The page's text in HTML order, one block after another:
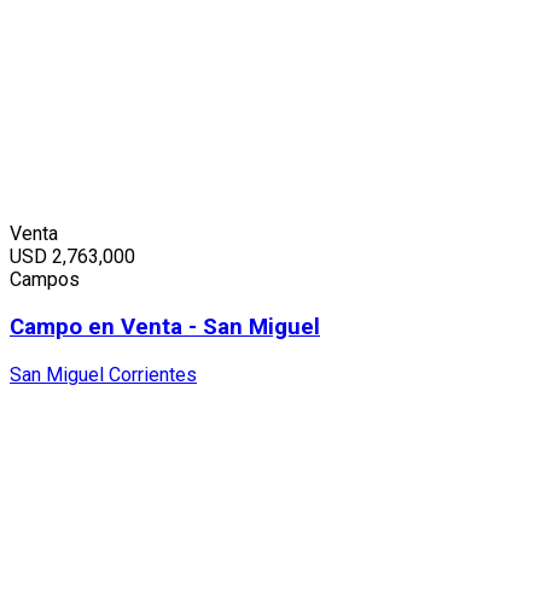
Venta
USD 2,763,000
Campos
Campo en Venta - San Miguel
San Miguel Corrientes